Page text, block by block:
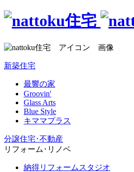
新築住宅
最響の家
Groovin'
Glass Arts
Blue Style
キママプラス
分譲住宅･不動産
リフォーム･リノベ
納得リフォームスタジオ